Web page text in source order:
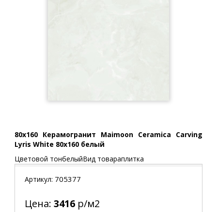
80x160 Керамогранит Maimoon Ceramica Carving
Lyris White 80x160 белый
Цветовой тонбелыйВид товараплитка
Артикул: 705377
Цена: 3416 р/м2